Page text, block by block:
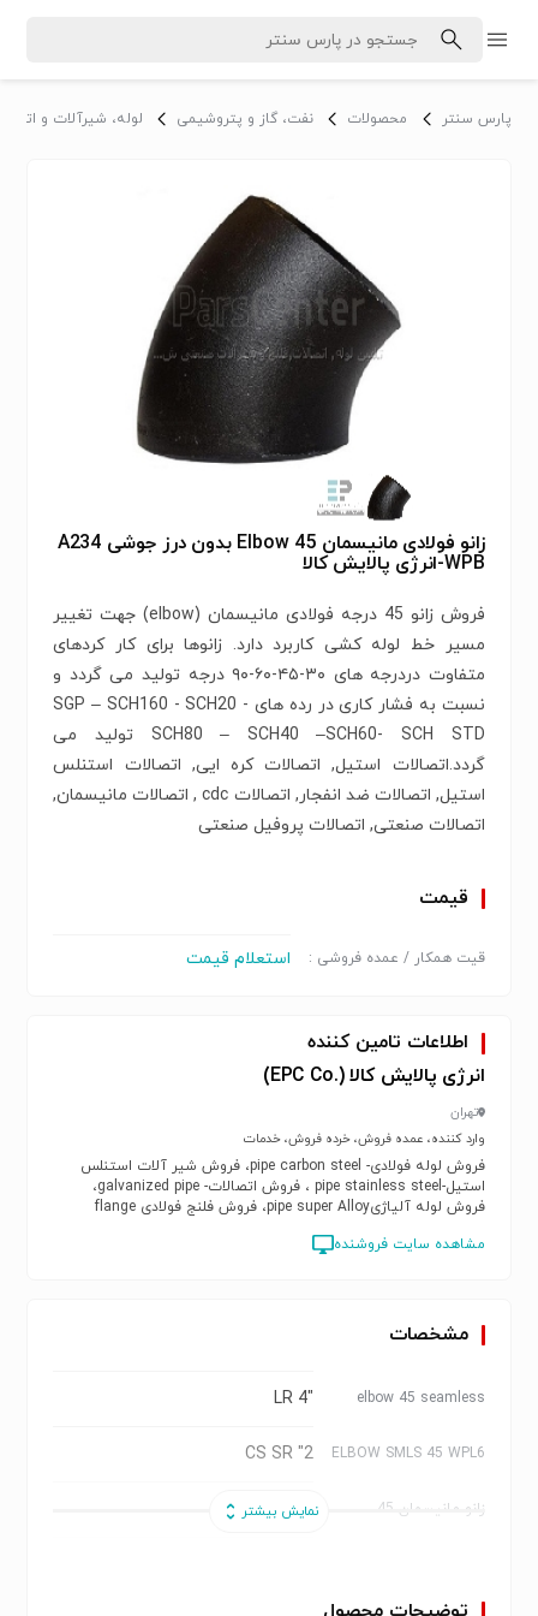
پارس سنتر محصولات نفت، گاز و پتروشیمی لوله، شیرآلات و
زانو فولادی مانیسمان Elbow 45 بدون درز جوشی A234
WPB-انرژی پالایش کالا
فروش زانو 45 درجه فولادی مانیسمان (elbow) جهت تغییر
مسیر خط لوله کشی کاربرد دارد. زانوها برای کار کردهای
متفاوت دردرجه های ۳۰-۴۵-۶۰-۹۰ درجه تولید می گردد و
نسبت به فشار کاری در رده های SGP – SCH160 - SCH20 -
SCH80 – SCH40 –SCH60- SCH STD تولید می
گردد.اتصالات استیل, اتصالات کره ایی, اتصالات استنلس
استیل, اتصالات ضد انفجار, اتصالات cdc , اتصالات مانیسمان,
اتصالات صنعتی, اتصالات پروفیل صنعتی
قیمت
قیت همکار / عمده فروشی : استعلام قیمت
اطلاعات تامین کننده
انرژی پالایش کالا (.EPC Co)
تهران
وارد کننده، عمده فروش، خرده فروش، خدمات
فروش لوله فولادی- pipe carbon steel، فروش شیر آلات استنلس
استیل-pipe stainless steel ، فروش اتصالات- galvanized pipe،
فروش لوله آلیاژیpipe super Alloy، فروش فلنج فولادی flange
لوله رده 40، فروش استاد بولت، فروش پیچ و مهرهnut & bolt
مشاهده سایت فروشنده
مشخصات
elbow 45 seamless
"4 LR
ELBOW SMLS 45 WPL6
CS SR "2
زانو مانیسمان 45 بنکن "8